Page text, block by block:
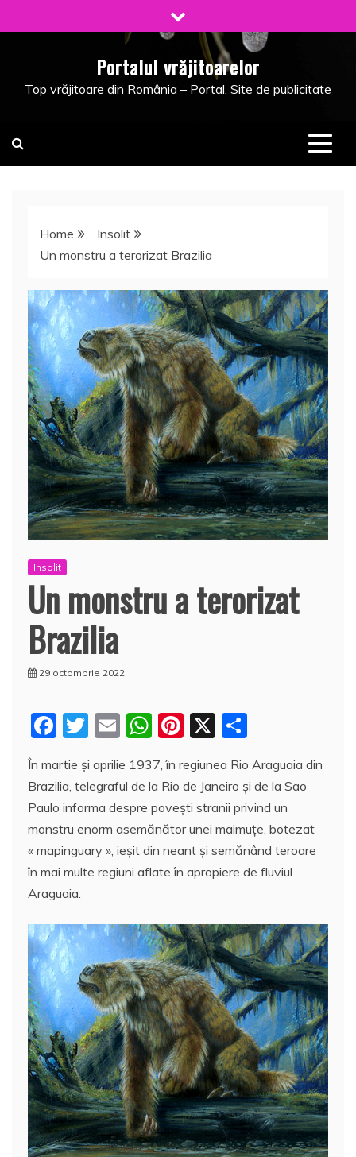
to
Portalul vrăjitoarelor
Top vrăjitoare din România – Portal. Site de publicitate
Home
Insolit
Un monstru a terorizat Brazilia
Insolit
Un monstru a terorizat
Brazilia
29 octombrie 2022
F
c
e
b
o
o
k
T
itt
er
E
ai
l
W
at
s
A
p
p
Pi
er
e
st
X
rt
aj
e
a
z
În martie şi aprilie 1937, în regiunea Rio Araguaia din
Brazilia, telegraful de la Rio de Janeiro şi de la Sao
Paulo informa despre poveşti stranii privind un
monstru enorm asemănător unei maimuţe, botezat
« mapinguary », ieşit din neant şi semănând teroare
în mai multe regiuni aflate în apropiere de fluviul
Araguaia.